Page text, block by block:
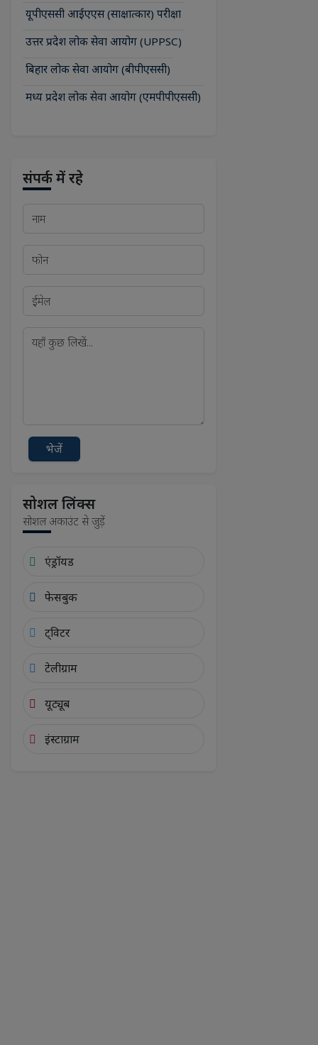
यूपीएससी आईएएस (साक्षात्कार) परीक्षा
उत्तर प्रदेश लोक सेवा आयोग (UPPSC)
बिहार लोक सेवा आयोग (बीपीएससी)
मध्य प्रदेश लोक सेवा आयोग (एमपीपीएससी)
संपर्क में रहे
भेजें
सोशल लिंक्स
सोशल अकाउंट से जुड़ें
एंड्रॉयड
फेसबुक
ट्विटर
टेलीग्राम
यूट्यूब
इंस्टाग्राम